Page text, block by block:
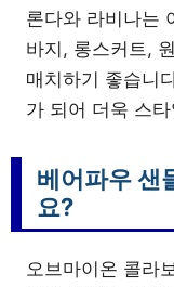
론다와 라비나는
바지, 롱스커트,
매치하기 좋습니
가 되어 더욱 스
베어파우 샌
요?
오브마이온 콜라